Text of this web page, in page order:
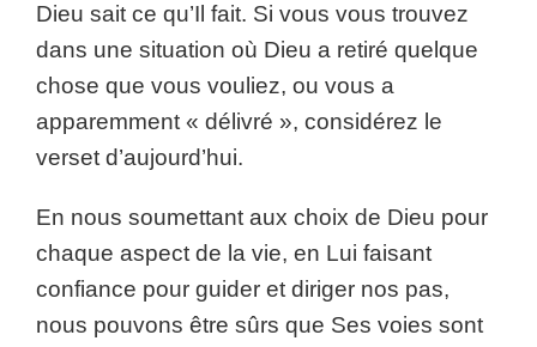
Dieu sait ce qu’Il fait. Si vous vous trouvez
dans une situation où Dieu a retiré quelque
chose que vous vouliez, ou vous a
apparemment « délivré », considérez le
verset d’aujourd’hui.
En nous soumettant aux choix de Dieu pour
chaque aspect de la vie, en Lui faisant
confiance pour guider et diriger nos pas,
nous pouvons être sûrs que Ses voies sont